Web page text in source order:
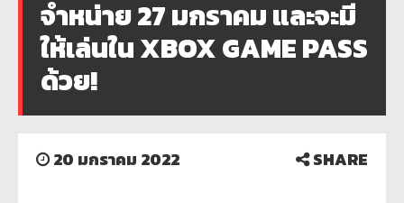
จำหน่าย 27 มกราคม และจะมี
ให้เล่นใน XBOX GAME PASS
ด้วย!
20 มกราคม 2022 SHARE